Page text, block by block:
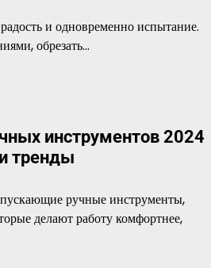
и одновременно испытание.
обрезать…
инструментов 2024
тренды
ручные инструменты,
делают работу комфортнее,